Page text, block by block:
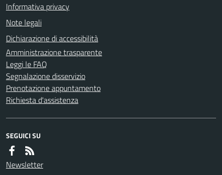
Informativa privacy
Note legali
Dichiarazione di accessibilità
Amministrazione trasparente
Leggi le FAQ
Segnalazione disservizio
Prenotazione appuntamento
Richiesta d'assistenza
SEGUICI SU
Newsletter